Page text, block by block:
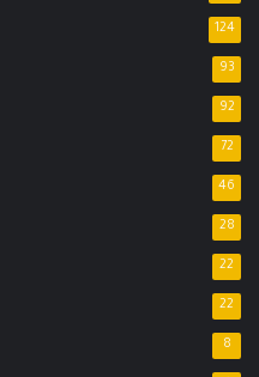
124
93
92
72
46
28
22
22
8